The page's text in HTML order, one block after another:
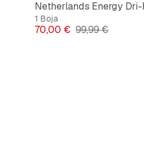
1 Boja
Cijena
70,00 € Originalna cijena
99,99 €